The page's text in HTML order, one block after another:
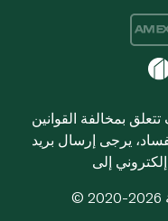
بمخالفة القوانين
يرجى إرسال بريد